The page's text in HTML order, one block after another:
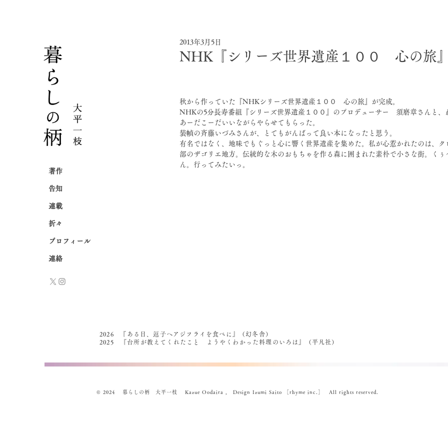
NHK『シリーズ世界遺産１００ 心の旅』
2013年3月5日
秋から作っていた『NHKシリーズ世界遺産１００　心の旅』が完成。
NHKの5分長寿番組『シリーズ世界遺産１００』のプロデューサー　須磨章さんと、
あーだこーだいいながらやらせてもらった。
装幀の斉藤いづみさんが、とてもがんばって良い本になったと思う。
有名ではなく、地味でもぐっと心に響く世界遺産を集めた。私が心惹かれたのは、ク
部のザゴリエ地方。伝統的な木のおもちゃを作る森に囲まれた素朴で小さな街。くぅ
ん。行ってみたいっ。
著作
告知
連載
折々
プロフィール
連絡
2026 『ある日、逗子へアジフライを食べに』（幻冬舎）
2025 『台所が教えてくれたこと ようやくわかった料理のいろは』（平凡社）
© 2024 暮らしの柄 大平一枝 Kazue Oodaira , Design Izumi Saito ［rhyme inc.］ All rights reserved.